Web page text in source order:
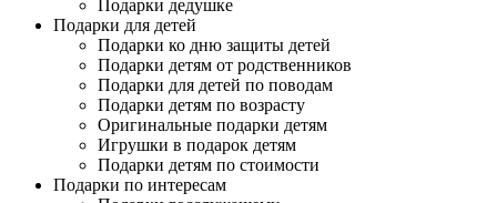
Подарки дедушке
Подарки для детей
Подарки ко дню защиты детей
Подарки детям от родственников
Подарки для детей по поводам
Подарки детям по возрасту
Оригинальные подарки детям
Игрушки в подарок детям
Подарки детям по стоимости
Подарки по интересам